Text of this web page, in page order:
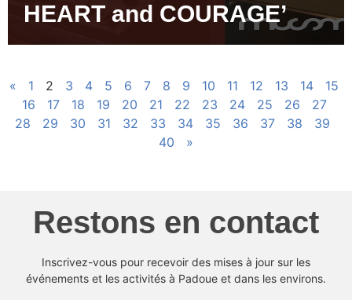
HEART and COURAGE’
« 1 2 3 4 5 6 7 8 9 10 11 12 13 14
15
16
17 18 19 20 21 22 23 24 25 26
27
28
29 30 31 32 33 34 35 36 37 38
39
40
»
Restons en contact
Inscrivez-vous pour recevoir des mises à jour sur les
événements et les activités à Padoue et dans les environs.